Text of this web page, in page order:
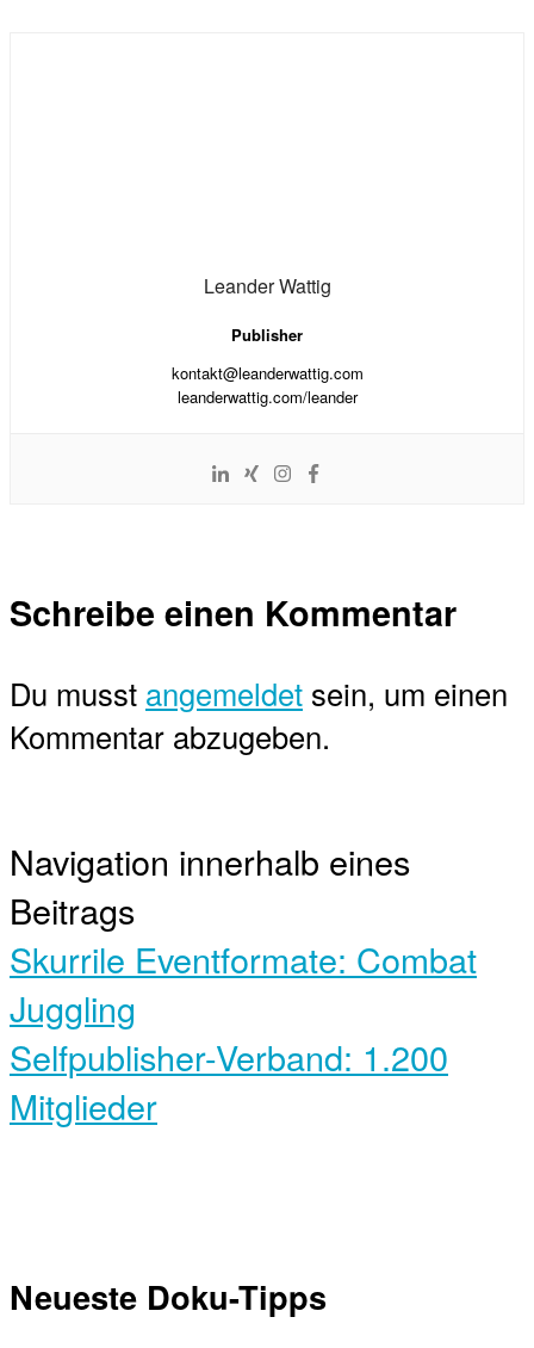
Leander Wattig
Publisher
kontakt@leanderwattig.com
leanderwattig.com/leander
Schreibe einen Kommentar
Du musst angemeldet sein, um einen
Kommentar abzugeben.
Navigation innerhalb eines
Beitrags
Skurrile Eventformate: Combat
Juggling
Selfpublisher-Verband: 1.200
Mitglieder
Neueste Doku-Tipps